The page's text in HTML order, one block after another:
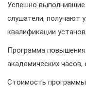
Успешно
слушатели, получают
квалификации
Программа
академических часов,
Стоимость программы